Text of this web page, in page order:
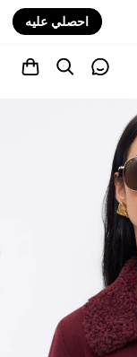
احصلي عليه